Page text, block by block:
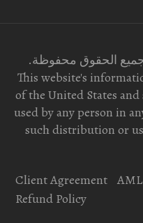
This website's
of the United States
used by any person in
such distribution or
Client Agreement
Refund Policy